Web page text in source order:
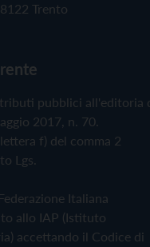
Trento
pubblici all'editoria
2017, n. 70.
f) del comma 2
Lgs.
Italiana
allo IAP (Istituto
accettando il Codice di